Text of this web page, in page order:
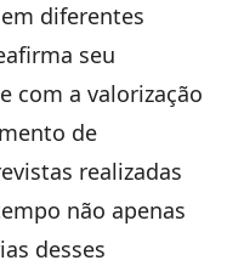
diferentes
seu
com a valorização
de
realizadas
não apenas
desses